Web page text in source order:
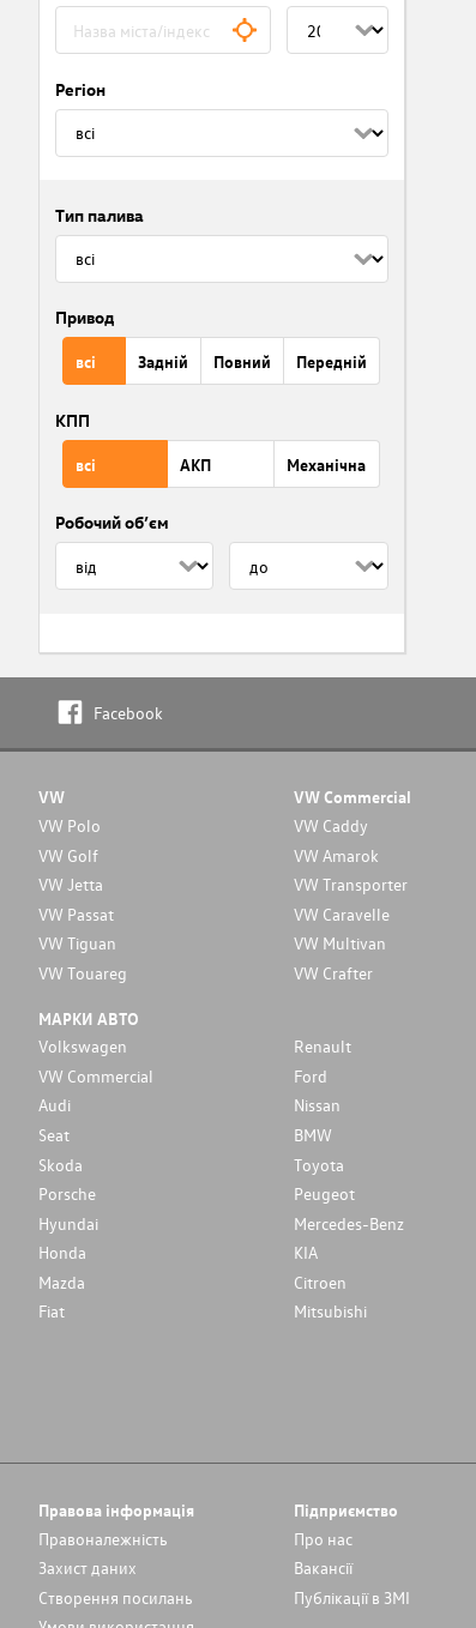
Регіон
Тип палива
Привод
всі Задній Повний Передній
КПП
всі АКП Механічна
Робочий об’єм
Facebook
VW
VW Polo
VW Golf
VW Jetta
VW Passat
VW Tiguan
VW Touareg
VW Commercial
VW Caddy
VW Amarok
VW Transporter
VW Caravelle
VW Multivan
VW Crafter
МАРКИ АВТО
Volkswagen
Renault
VW Commercial
Ford
Audi
Nissan
Seat
BMW
Skoda
Toyota
Porsche
Peugeot
Hyundai
Mercedes-Benz
Honda
KIA
Mazda
Citroen
Fiat
Mitsubishi
Правова інформація
Правоналежність
Захист даних
Cтворення посилань
Підприємство
Про нас
Вакансії
Публікації в ЗМІ